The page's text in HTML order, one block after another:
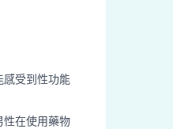
感受到性功能
性在使用藥物